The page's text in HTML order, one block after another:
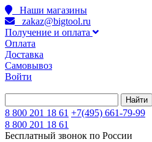
Наши магазины
zakaz@bigtool.ru
Получение и оплата
Оплата
Доставка
Самовывоз
Войти
8 800 201 18 61 +7(495) 661-79-99
8 800 201 18 61
Бесплатный звонок по России